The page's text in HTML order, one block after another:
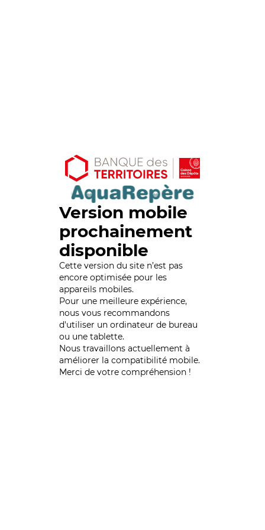
Version mobile
prochainement
disponible
Cette version du site n’est pas
encore optimisée pour les
appareils mobiles.
Pour une meilleure expérience,
nous vous recommandons
d'utiliser un ordinateur de bureau
ou une tablette.
Nous travaillons actuellement à
améliorer la compatibilité mobile.
Merci de votre compréhension !